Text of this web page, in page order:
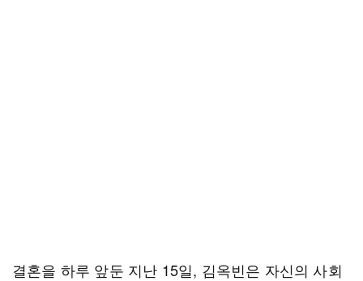
결혼을 하루 앞둔 지난 15일, 김옥빈은 자신의 사회